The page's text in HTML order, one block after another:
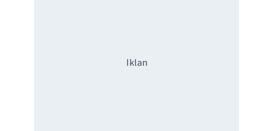
Iklan